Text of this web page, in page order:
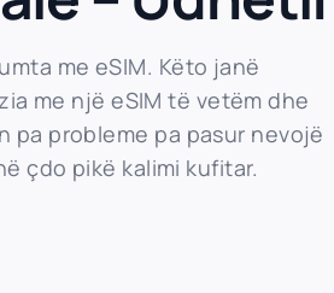
me eSIM. Këto janë
me një eSIM të vetëm dhe
probleme pa pasur nevojë
çdo pikë kalimi kufitar.